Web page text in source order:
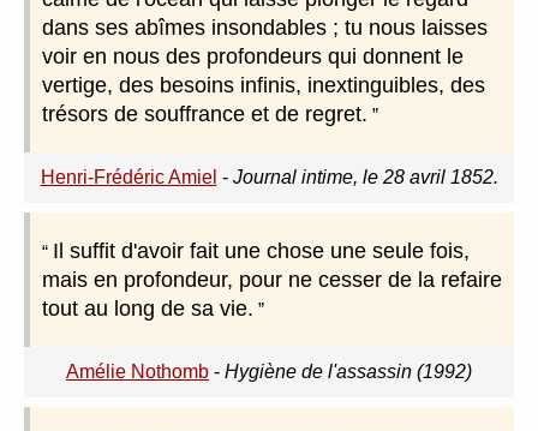
dans ses abîmes insondables ; tu nous laisses
voir en nous des profondeurs qui donnent le
vertige, des besoins infinis, inextinguibles, des
trésors de souffrance et de regret.
Henri-Frédéric Amiel - Journal intime, le 28 avril 1852.
Il suffit d'avoir fait une chose une seule fois,
mais en profondeur, pour ne cesser de la refaire
tout au long de sa vie.
Amélie Nothomb - Hygiène de l'assassin (1992)